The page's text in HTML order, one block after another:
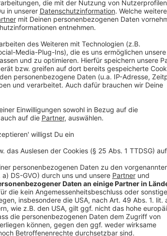
übernehmen weiterhin den größten
beim Thema Gleichstellung sieht der Bericht
wie vor deutlich mehr unbezahlte
sagte im Interview mit José Narciandi:
„Es ist so, dass nach wie vor Frauen mehr
Woche leisten Frauen doppelt so viel
Einschätzungen von NRW-Familienministerin
hört ihr hier: